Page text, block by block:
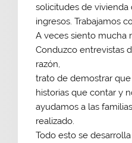
solicitudes de vivienda
ingresos. Trabajamos
A veces siento mucha
Conduzco entrevistas
razón,
trato de demostrar
historias que contar y
ayudamos a las
realizado.
Todo esto se